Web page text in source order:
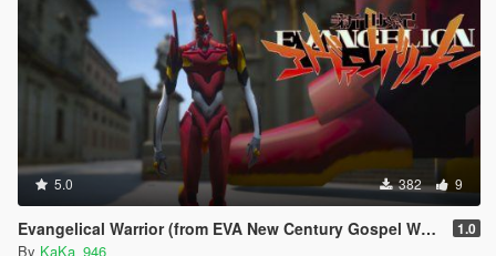
5.0 382 9
Evangelical Warrior (from EVA New Century Gospel Warrior) [Add-On Ped] 1.0
By KaKa_946